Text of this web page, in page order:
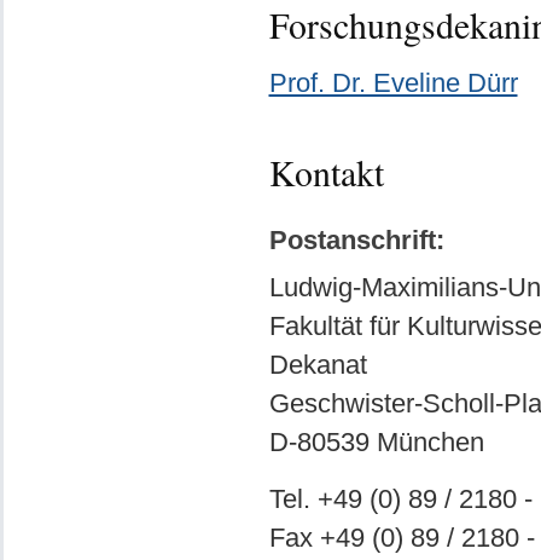
Prof. Dr. Eveline Dürr
Kontakt
Postanschrift:
Ludwig-Maximilians-
Fakultät für
Dekanat
Geschwister-Scholl-
D-80539 München
Tel. +49 (0) 89 / 2180 -
Fax +49 (0) 89 / 2180